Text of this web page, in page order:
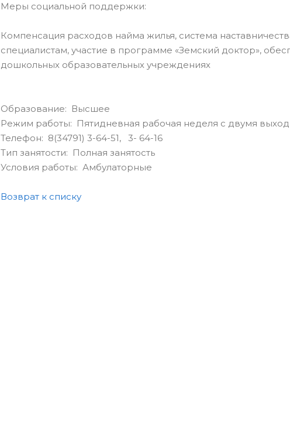
Меры социальной поддержки:
Компенсация расходов найма жилья, система
специалистам, участие в программе «Земский доктор»,
дошкольных образовательных учреждениях
Образование: Высшее
Режим работы: Пятидневная рабочая неделя с двумя
Телефон: 8(34791) 3-64-51, 3- 64-16
Тип занятости: Полная занятость
Условия работы: Амбулаторные
Возврат к списку